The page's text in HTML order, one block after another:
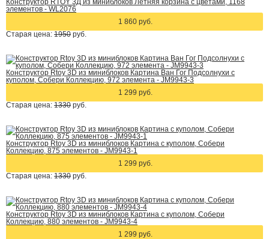
Конструктор RTOY 3Д из миниблоков Летняя корзина с цветами, 1168
элементов - WL2076
1 860 руб.
Старая цена: 1950 руб.
Конструктор Rtoy 3D из миниблоков Картина Ван Гог Подсолнухи с
куполом, Собери Коллекцию, 972 элемента - JM9943-3
1 299 руб.
Старая цена: 1330 руб.
Конструктор Rtoy 3D из миниблоков Картина с куполом, Собери
Коллекцию, 875 элементов - JM9943-1
1 299 руб.
Старая цена: 1330 руб.
Конструктор Rtoy 3D из миниблоков Картина с куполом, Собери
Коллекцию, 880 элементов - JM9943-4
1 299 руб.